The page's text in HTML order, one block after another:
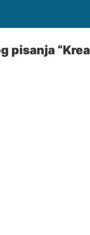
pisanja